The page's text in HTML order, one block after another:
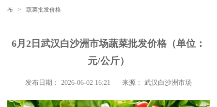
布 > 蔬菜批发价格
6月2日武汉白沙洲市场蔬菜批发价格（单位：
元/公斤）
发布日期： 2026-06-02 16:21 来源： 武汉白沙洲市场